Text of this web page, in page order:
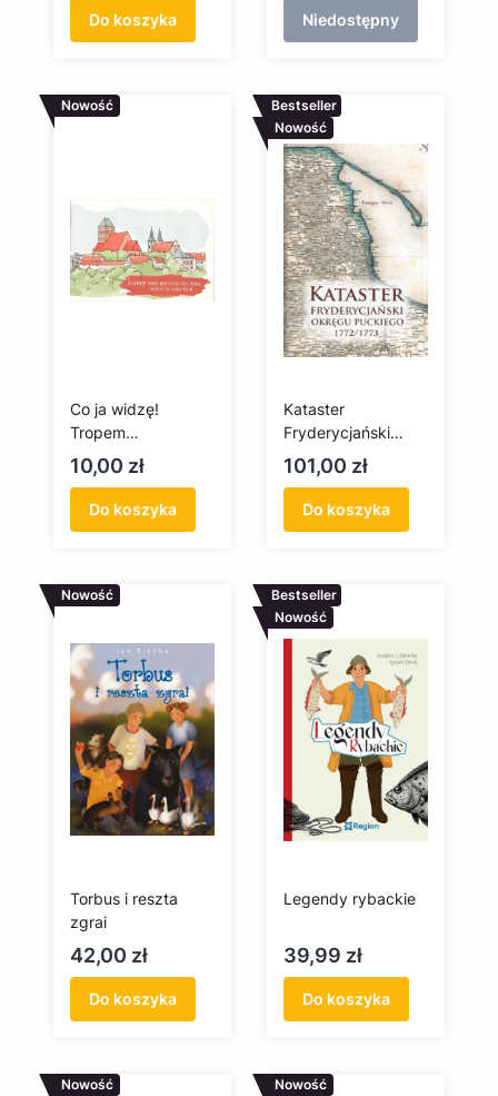
Do koszyka
miasteczku
Niedostępny
Nowość
Co ja widzę!
Tropem
architektonicznych
zagadek
chojnickiego
Starego Miasta
Cena
10,00 zł
Do koszyka
Bestseller
Nowość
Kataster
Fryderycjański
Okręgu Puckiego
1772/1773
Cena
101,00 zł
Do koszyka
Nowość
Torbus i reszta
zgrai
Cena
42,00 zł
Do koszyka
Bestseller
Nowość
Legendy rybackie
Cena
39,99 zł
Do koszyka
Nowość Nowość